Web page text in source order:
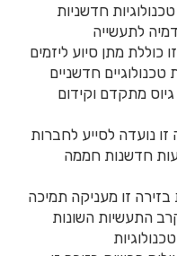
חדשניות
לתעשייה
כוללת מתן סיוע ליזמים
חדשניים
גיוס מתקדם וקידום
נועדה לסייע לחברות
חדשנות חממה
זו מעניקה תמיכה
התעשיות השונות